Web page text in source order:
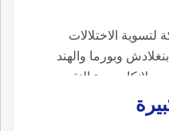
الاختلالات
وبورما والهند
لانكا. وحدة النقد
للاتّحاد. ، في